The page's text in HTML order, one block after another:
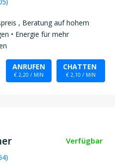
, Beratung auf hohem
• Energie für mehr
ANRUFEN
€ 2,20 / MIN
CHATTEN
€ 2,10 / MIN
)
Verfügbar